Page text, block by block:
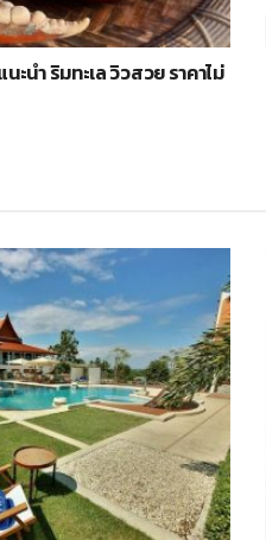
ะนำ ริมทะเล วิวสวย ราคาไม่